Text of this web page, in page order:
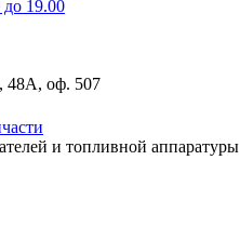
19.00
48А, оф. 507
и топливной аппаратуры